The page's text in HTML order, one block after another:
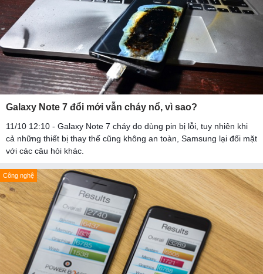
Galaxy Note 7 đổi mới vẫn cháy nổ, vì sao?
11/10 12:10 - Galaxy Note 7 cháy do dùng pin bị lỗi, tuy nhiên khi
cả những thiết bị thay thế cũng không an toàn, Samsung lại đối mặt
với các câu hỏi khác.
Công nghệ